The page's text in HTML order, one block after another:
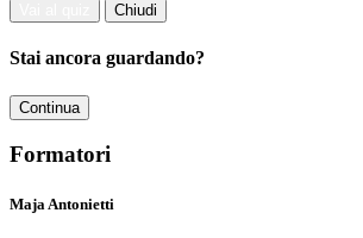
Chiudi
Stai ancora guardando?
Continua
Formatori
Maja Antonietti